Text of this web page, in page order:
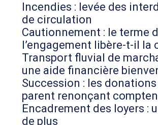
Incendies : levée des
de circulation
Cautionnement : le terme
l’engagement libère-t-il la
Transport fluvial de
une aide financière
Succession : les donations
parent renonçant
Encadrement des loyers :
de plus